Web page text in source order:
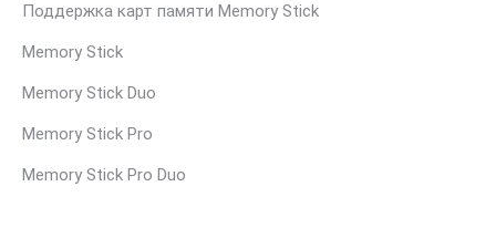
Поддержка карт памяти Memory Stick
Memory Stick
Memory Stick Duo
Memory Stick Pro
Memory Stick Pro Duo